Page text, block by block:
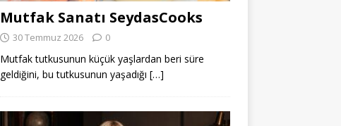
Mutfak Sanatı SeydasCooks
30 Temmuz 2026 0
Mutfak tutkusunun küçük yaşlardan beri süre
geldiğini, bu tutkusunun yaşadığı […]